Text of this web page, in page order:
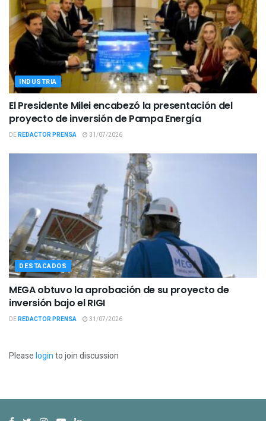
INDUSTRIA
El Presidente Milei encabezó la presentación del
proyecto de inversión de Pampa Energía
DEREDACTOR PRENSA 31/07/2026
DESTACADOS
MEGA obtuvo la aprobación de su proyecto de
inversión bajo el RIGI
DEREDACTOR PRENSA 31/07/2026
Pleaseloginto join discussion